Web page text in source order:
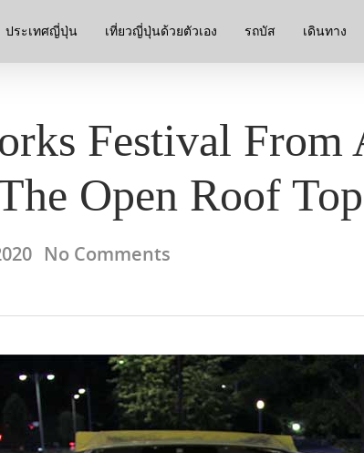
ประเทศญี่ปุ่น เที่ยวญี่ปุ่นด้วยตัวเอง รถบัส เดินทาง
Festival From
Open Roof
No Comments